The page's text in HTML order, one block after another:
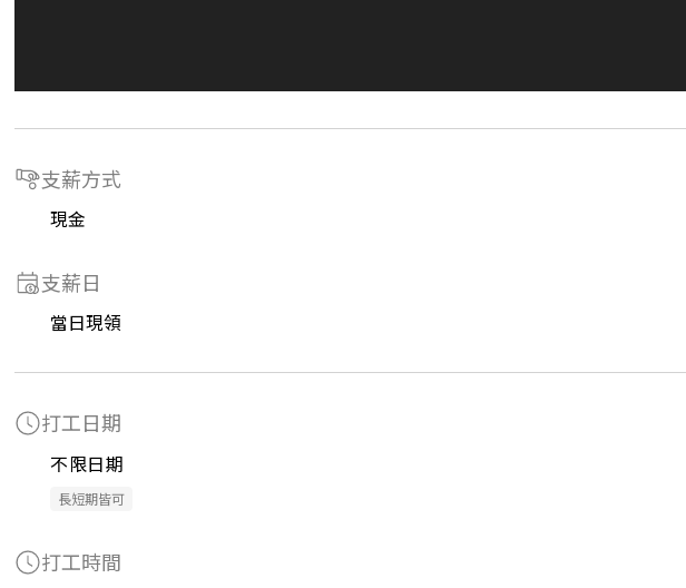
支薪方式
現金
支薪日
當日現領
打工日期
不限日期
長短期皆可
打工時間